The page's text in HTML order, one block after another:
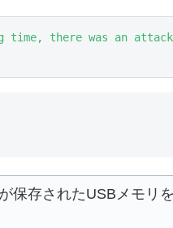
there was an
保存されたUSBメモリ